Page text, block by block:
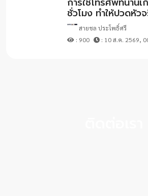
ชั่วโมง ทำให้ปวดหัว
สายชล ประโพธิ์ศรี
: 900
: 10 ส.ค. 2569,